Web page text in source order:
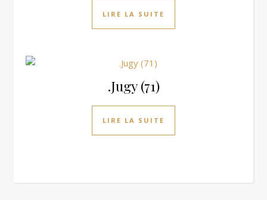
LIRE LA SUITE
.Jugy (71)
LIRE LA SUITE